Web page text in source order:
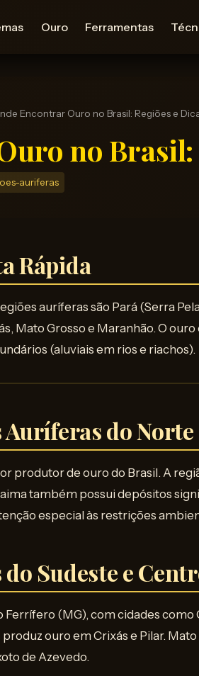
Ouro Ferramentas
Encontrar Ouro no Brasil: Regiões e
no Brasil:
auriferas
Rápida
auríferas são Pará (Serra
Mato Grosso e Maranhão. O
(aluviais em rios e riachos).
Auríferas do Norte
produtor de ouro do Brasil. A
também possui depósitos
especial às restrições
do Sudeste e
Ferrífero (MG), com cidades
produz ouro em Crixás e Pilar.
de Azevedo.